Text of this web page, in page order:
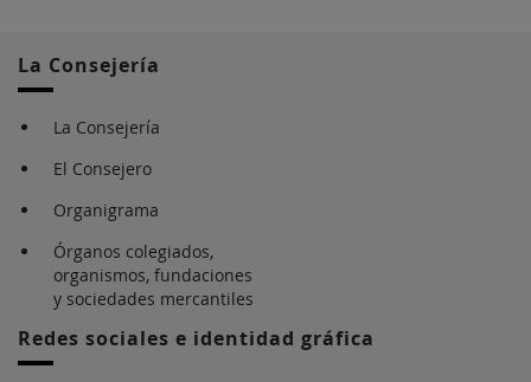
La Consejería
La Consejería
El Consejero
Organigrama
Órganos colegiados,
organismos, fundaciones
y sociedades mercantiles
Redes sociales e identidad gráfica